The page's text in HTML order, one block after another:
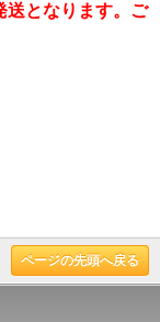
送となります。ご
ページの先頭へ戻る